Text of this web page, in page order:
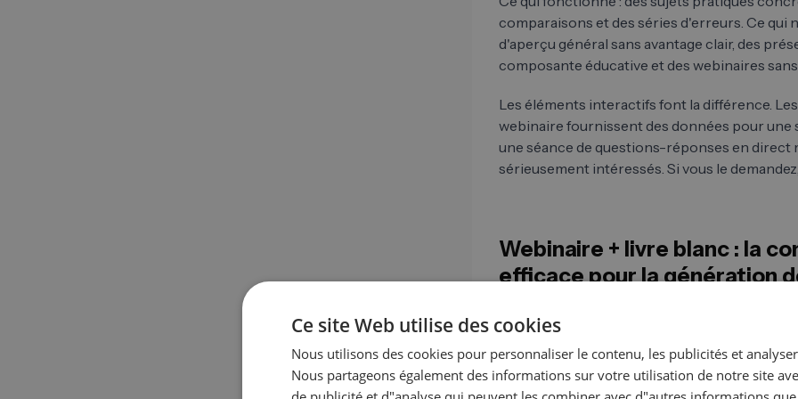
comparaisons et des séries d'erreurs. Ce qui
d'aperçu général sans avantage clair, des
composante éducative et des webinaires
Les éléments interactifs font la différence.
webinaire fournissent des données pour une
une séance de questions-réponses en
sérieusement intéressés. Si vous le
Webinaire + livre blanc : la
efficace pour la génération
La combinaison d'un webinaire et d'un livre
génération de leads les plus efficaces en
atteint les participants en direct, le livre
également la direction à tous ceux qui se
Ce site Web utilise des cookies
Nous utilisons des cookies pour personnaliser le contenu, les publicités et
Nous partageons également des informations sur votre utilisation de notre site